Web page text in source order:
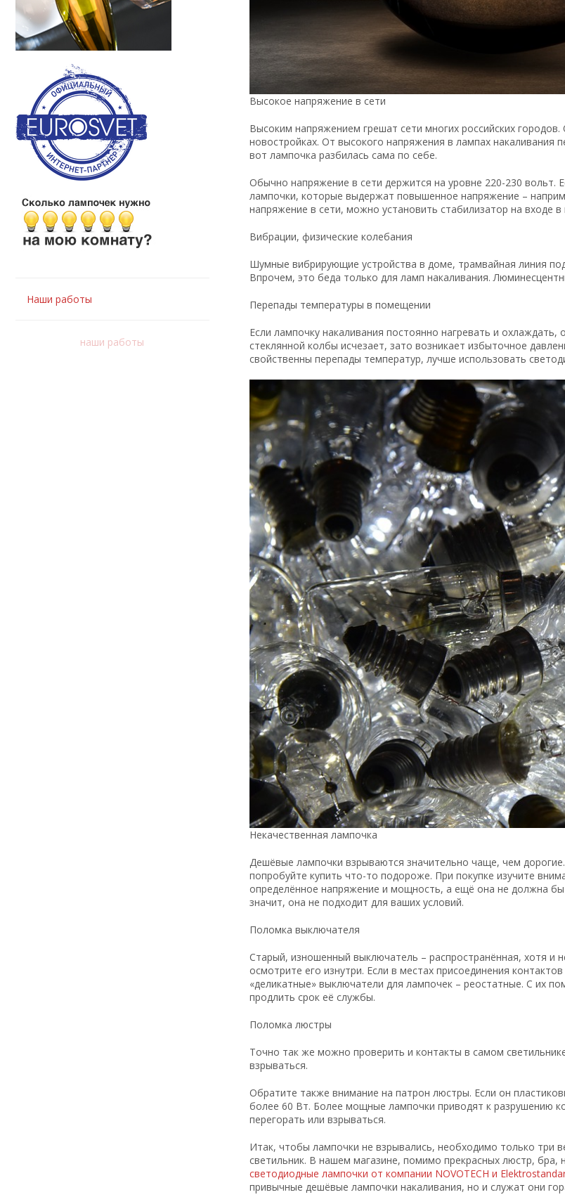
Высокое напряжение в сети
Высоким напряжением грешат сети многих российских
новостройках. От высокого напряжения в лампах накаливания
вот лампочка разбилась сама по себе.
Обычно напряжение в сети держится на уровне 220-230
лампочки, которые выдержат повышенное напряжение –
напряжение в сети, можно установить стабилизатор на входе в
Вибрации, физические колебания
Шумные вибрирующие устройства в доме, трамвайная линия
Впрочем, это беда только для ламп накаливания.
Перепады температуры в помещении
Если лампочку накаливания постоянно нагревать и
стеклянной колбы исчезает, зато возникает избыточное
свойственны перепады температур, лучше использовать
Некачественная лампочка
Дешёвые лампочки взрываются значительно чаще, чем
попробуйте купить что-то подороже. При покупке изучите
определённое напряжение и мощность, а ещё она не должна
значит, она не подходит для ваших условий.
Поломка выключателя
Старый, изношенный выключатель – распространённая, хотя и
осмотрите его изнутри. Если в местах присоединения
«деликатные» выключатели для лампочек – реостатные. С их
продлить срок её службы.
Поломка люстры
Точно так же можно проверить и контакты в самом
взрываться.
Обратите также внимание на патрон люстры. Если он
более 60 Вт. Более мощные лампочки приводят к разрушению
перегорать или взрываться.
Итак, чтобы лампочки не взрывались, необходимо только три
светильник. В нашем магазине, помимо прекрасных люстр,
светодиодные лампочки от компании NOVOTECH и
привычные дешёвые лампочки накаливания, но и служат они
Наши работы
наши работы